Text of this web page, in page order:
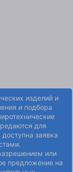
изделий и
и подбора
для
заявка
или
предложение на